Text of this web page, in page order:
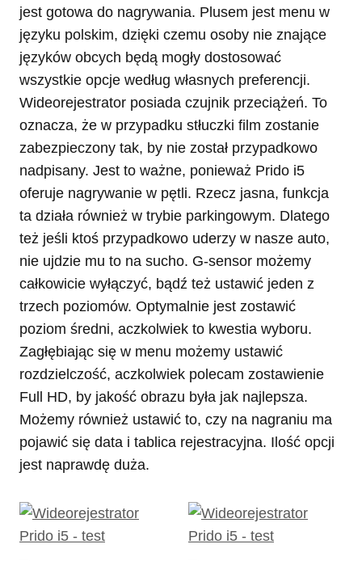
jest gotowa do nagrywania. Plusem jest menu w
języku polskim, dzięki czemu osoby nie znające
języków obcych będą mogły dostosować
wszystkie opcje według własnych preferencji.
Wideorejestrator posiada czujnik przeciążeń. To
oznacza, że w przypadku stłuczki film zostanie
zabezpieczony tak, by nie został przypadkowo
nadpisany. Jest to ważne, ponieważ Prido i5
oferuje nagrywanie w pętli. Rzecz jasna, funkcja
ta działa również w trybie parkingowym. Dlatego
też jeśli ktoś przypadkowo uderzy w nasze auto,
nie ujdzie mu to na sucho. G-sensor możemy
całkowicie wyłączyć, bądź też ustawić jeden z
trzech poziomów. Optymalnie jest zostawić
poziom średni, aczkolwiek to kwestia wyboru.
Zagłębiając się w menu możemy ustawić
rozdzielczość, aczkolwiek polecam zostawienie
Full HD, by jakość obrazu była jak najlepsza.
Możemy również ustawić to, czy na nagraniu ma
pojawić się data i tablica rejestracyjna. Ilość opcji
jest naprawdę duża.